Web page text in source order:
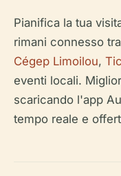
Pianifica la tua
rimani connesso
Cégep Limoilou,
eventi locali.
scaricando l'app
tempo reale e